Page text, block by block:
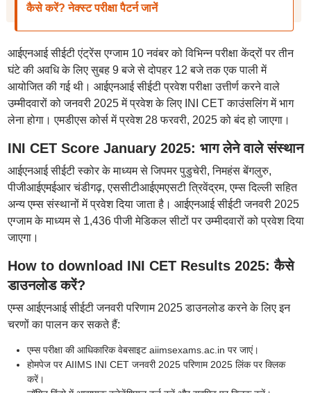
कैसे करें? नेक्स्ट परीक्षा पैटर्न जानें
आईएनआई सीईटी एंट्रेंस एग्जाम 10 नवंबर को विभिन्न परीक्षा केंद्रों पर तीन
घंटे की अवधि के लिए सुबह 9 बजे से दोपहर 12 बजे तक एक पाली में
आयोजित की गई थी। आईएनआई सीईटी प्रवेश परीक्षा उत्तीर्ण करने वाले
उम्मीदवारों को जनवरी 2025 में प्रवेश के लिए INI CET काउंसलिंग में भाग
लेना होगा। एमडीएस कोर्स में प्रवेश 28 फरवरी, 2025 को बंद हो जाएगा।
INI CET Score January 2025: भाग लेने वाले संस्थान
आईएनआई सीईटी स्कोर के माध्यम से जिपमर पुडुचेरी, निमहंस बेंगलुरु,
पीजीआईएमईआर चंडीगढ़, एससीटीआईएमएसटी त्रिवेंद्रम, एम्स दिल्ली सहित
अन्य एम्स संस्थानों में प्रवेश दिया जाता है। आईएनआई सीईटी जनवरी 2025
एग्जाम के माध्यम से 1,436 पीजी मेडिकल सीटों पर उम्मीदवारों को प्रवेश दिया
जाएगा।
How to download INI CET Results 2025: कैसे
डाउनलोड करें?
एम्स आईएनआई सीईटी जनवरी परिणाम 2025 डाउनलोड करने के लिए इन
चरणों का पालन कर सकते हैं:
एम्स परीक्षा की आधिकारिक वेबसाइट aiimsexams.ac.in पर जाएं।
होमपेज पर AIIMS INI CET जनवरी 2025 परिणाम 2025 लिंक पर क्लिक
करें।